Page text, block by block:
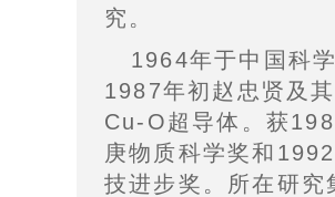
究。
1964年于中国科
1987年初赵忠贤及
Cu-O超导体。获
庚物质科学奖和
技进步奖。所在研